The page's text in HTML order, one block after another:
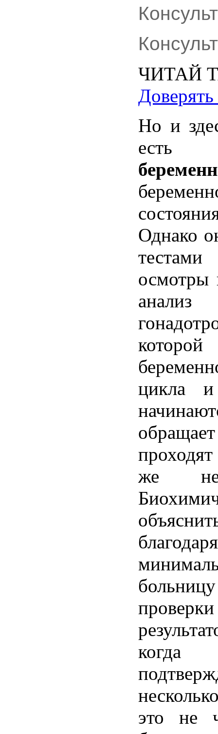
ЧИТАЙ
Доверять
Но и
есть
Однако
тестами
осмотры
анализ
которой
цикла
обращает
проходят
же
благодаря
больницу
проверки
когда
это не